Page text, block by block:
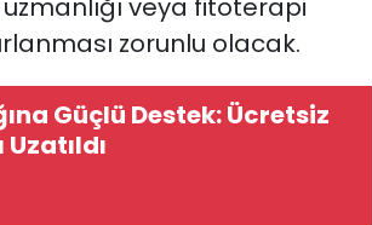
zorunlu olacak.
Güçlü Destek: Ücretsiz
Uzatıldı